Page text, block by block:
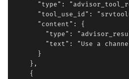
"type":
"tool_use_id":
      "content": {
"type":
"text": "Use a
      }
    },
    {